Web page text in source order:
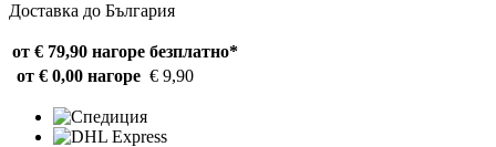
Доставка до България
от € 79,90 нагоре безплатно*
от € 0,00 нагоре € 9,90